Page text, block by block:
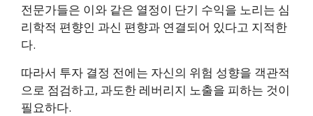
전문가들은 이와 같은 열정이 단기 수익을 노리는 심
리학적 편향인 과신 편향과 연결되어 있다고 지적한
다.
따라서 투자 결정 전에는 자신의 위험 성향을 객관적
으로 점검하고, 과도한 레버리지 노출을 피하는 것이
필요하다.